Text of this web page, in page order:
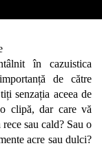
în cazuistica
de către
senzația aceea de
clipă, dar care vă
sau cald? Sau o
acre sau dulci?